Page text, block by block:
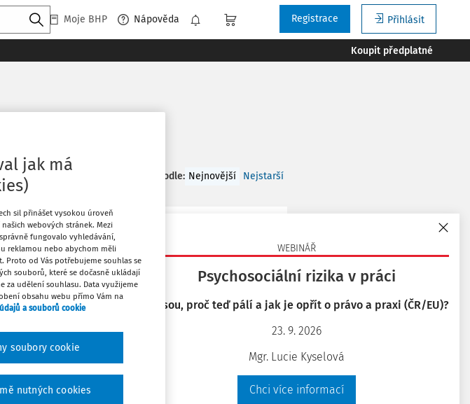
Moje BHP Nápověda Přihlásit
Registrace
Koupit předplatné
WEBINÁŘ
Psychosociální rizika v práci
Co jsou, proč teď pálí a jak je opřít o právo a praxi (ČR/EU)?
23. 9. 2026
Mgr. Lucie Kyselová
Chci více informací
Řadit podle: Nejnovější Nejstarší
zlatnické/hodinářské dílny nebo prodejny s
klimatizované. Bezprostředně k prostorám
sklady se zbožím nebo díly. Prodejna je ...
Jakub Marek,Znalecký ústav bezpečnosti a ochrany
jak má
sil přinášet vysokou úroveň
webových stránek. Mezi
fungovalo vyhledávání,
reklamou nebo abychom měli
Proto od Vás potřebujeme souhlas se
souborů, které se dočasně ukládají
za udělení souhlasu. Data využijeme
obsahu webu přímo Vám na
a souborů cookie
nutných cookies
soubory cookie